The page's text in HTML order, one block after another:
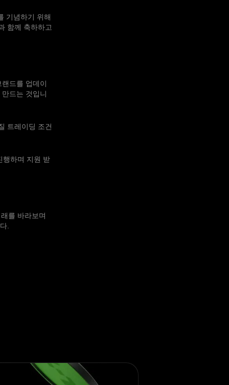
기념하기 위해
함께 축하하고
드를 업데이
드는 것입니
트레이딩 조건
행하며 지원 받
를 바라보며
.